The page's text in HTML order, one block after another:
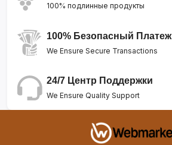
100% подлинные продукты
100% Безопасный Платеж
We Ensure Secure Transactions
24/7 Центр Поддержки
We Ensure Quality Support